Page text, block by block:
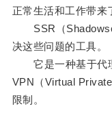
正常生活和工作带来
SSR（
决这些问题的工具。
它是一种基于代
VPN（Virtual
限制。